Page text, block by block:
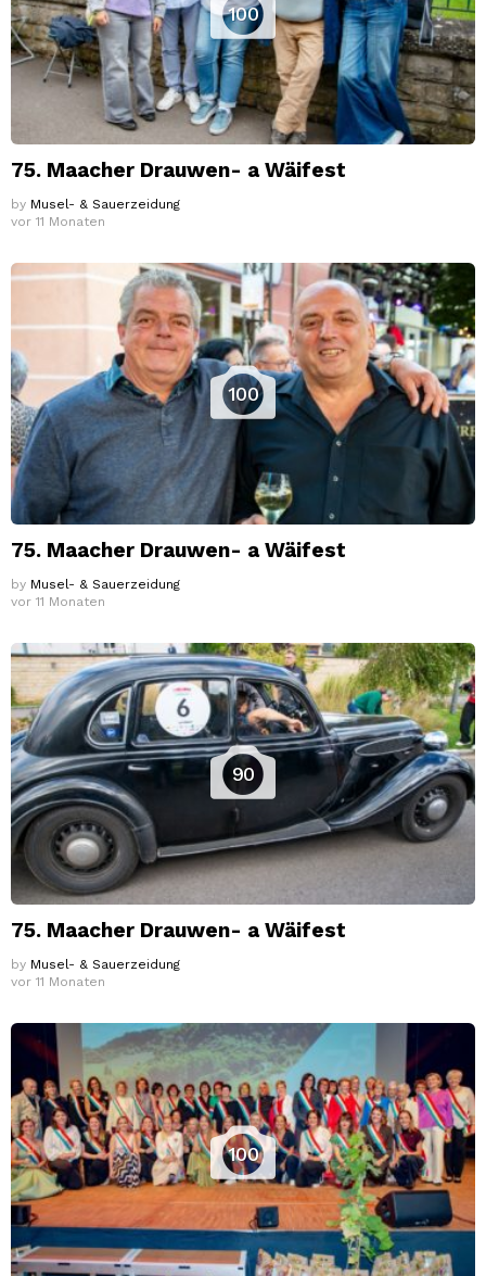
100
75. Maacher Drauwen- a Wäifest
by Musel- & Sauerzeidung
vor 11 Monaten
100
75. Maacher Drauwen- a Wäifest
by Musel- & Sauerzeidung
vor 11 Monaten
90
75. Maacher Drauwen- a Wäifest
by Musel- & Sauerzeidung
vor 11 Monaten
100